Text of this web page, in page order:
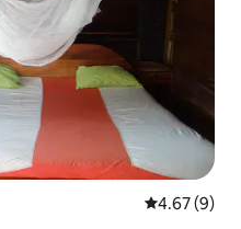
平均评分
4.67 (9)